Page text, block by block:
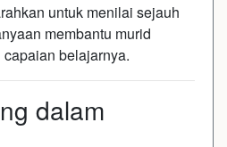
untuk menilai sejauh
membantu murid
capaian belajarnya.
dalam